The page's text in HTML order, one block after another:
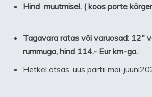
Hind muutmisel. ( koos porte
Tagavara ratas või varuosad: 12″
rummuga, hind 114.- Eur km-ga.
Hetkel otsas. uus partii mai-